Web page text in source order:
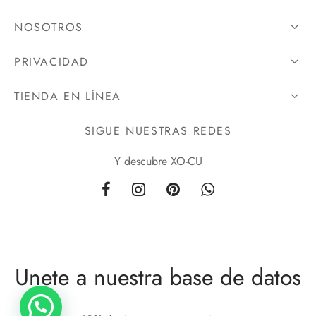
NOSOTROS
PRIVACIDAD
TIENDA EN LÍNEA
SIGUE NUESTRAS REDES
Y descubre XO-CU
Unete a nuestra base de datos